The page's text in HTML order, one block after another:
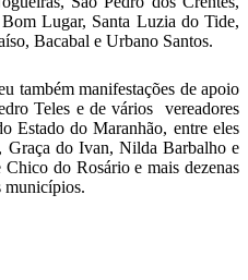
Lugar, Santa Luzia do Tide,
Bacabal e Urbano Santos.
também manifestações de apoio
Teles e de vários vereadores
Estado do Maranhão, entre eles
Graça do Ivan, Nilda Barbalho e
do Rosário e mais dezenas
municípios.